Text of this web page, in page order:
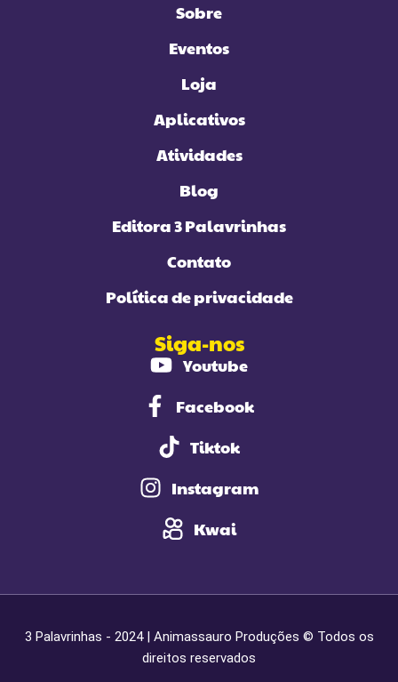
Sobre
Eventos
Loja
Aplicativos
Atividades
Blog
Editora 3 Palavrinhas
Contato
Política de privacidade
Siga-nos
Youtube
Facebook
Tiktok
Instagram
Kwai
3 Palavrinhas - 2024 | Animassauro Produções © Todos os
direitos reservados